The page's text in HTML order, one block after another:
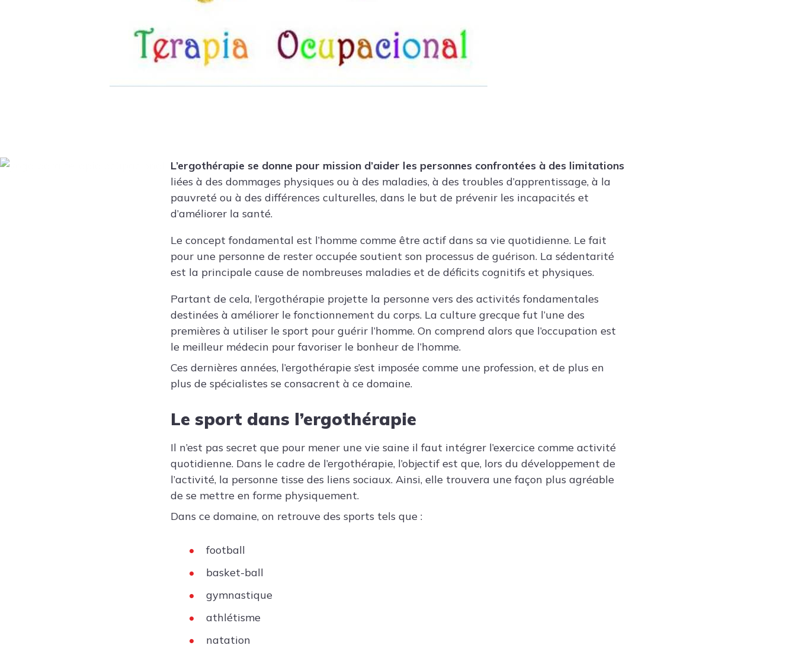
L’ergothérapie se donne pour mission d’aider les personnes confrontées à des limitations
liées à des dommages physiques ou à des maladies, à des troubles d’apprentissage, à la
pauvreté ou à des différences culturelles, dans le but de prévenir les incapacités et
d’améliorer la santé.
Le concept fondamental est l’homme comme être actif dans sa vie quotidienne. Le fait
pour une personne de rester occupée soutient son processus de guérison. La sédentarité
est la principale cause de nombreuses maladies et de déficits cognitifs et physiques.
Partant de cela, l’ergothérapie projette la personne vers des activités fondamentales
destinées à améliorer le fonctionnement du corps. La culture grecque fut l’une des
premières à utiliser le sport pour guérir l’homme. On comprend alors que l’occupation est
le meilleur médecin pour favoriser le bonheur de l’homme.
Ces dernières années, l’ergothérapie s’est imposée comme une profession, et de plus en
plus de spécialistes se consacrent à ce domaine.
Le sport dans l’ergothérapie
Il n’est pas secret que pour mener une vie saine il faut intégrer l’exercice comme activité
quotidienne. Dans le cadre de l’ergothérapie, l’objectif est que, lors du développement de
l’activité, la personne tisse des liens sociaux. Ainsi, elle trouvera une façon plus agréable
de se mettre en forme physiquement.
Dans ce domaine, on retrouve des sports tels que :
football
basket-ball
gymnastique
athlétisme
natation